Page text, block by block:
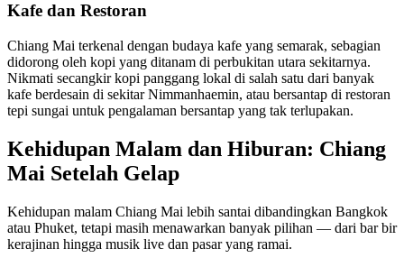
Kafe dan Restoran
Chiang Mai terkenal dengan budaya kafe yang semarak, sebagian
didorong oleh kopi yang ditanam di perbukitan utara sekitarnya.
Nikmati secangkir kopi panggang lokal di salah satu dari banyak
kafe berdesain di sekitar Nimmanhaemin, atau bersantap di restoran
tepi sungai untuk pengalaman bersantap yang tak terlupakan.
Kehidupan Malam dan Hiburan: Chiang
Mai Setelah Gelap
Kehidupan malam Chiang Mai lebih santai dibandingkan Bangkok
atau Phuket, tetapi masih menawarkan banyak pilihan — dari bar bir
kerajinan hingga musik live dan pasar yang ramai.